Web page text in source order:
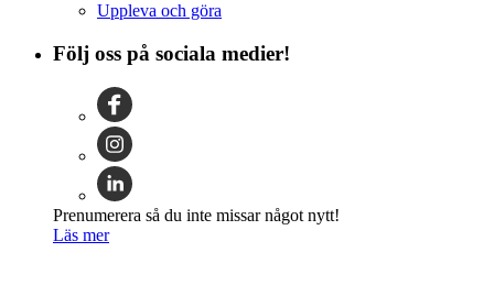
Uppleva och göra
Följ oss på sociala medier!
Prenumerera så du inte missar något nytt!
Läs mer